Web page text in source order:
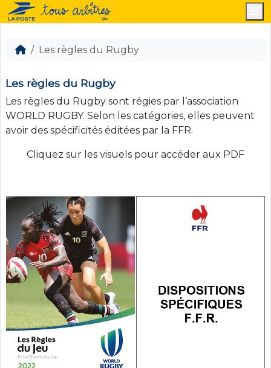
Les règles du Rugby
Les règles du Rugby
Les règles du Rugby sont régies par l’association
WORLD RUGBY. Selon les catégories, elles peuvent
avoir des spécificités éditées par la FFR.
Cliquez sur les visuels pour accéder aux PDF